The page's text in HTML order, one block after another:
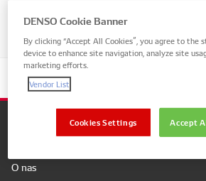
Wybierz model
O nas
DENSO Cookie Banner
By clicking “Accept All Cookies”, you agree to the
device to enhance site navigation, analyze site
marketing efforts.
Vendor List
Accept
Cookies Settings